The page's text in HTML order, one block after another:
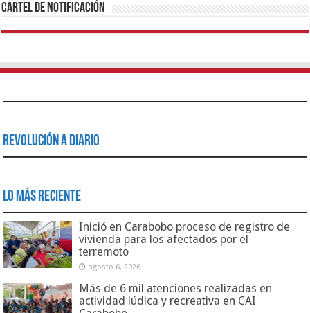
Cartel de Notificación
Revolución a Diario
Lo Más Reciente
Inició en Carabobo proceso de registro de
vivienda para los afectados por el
terremoto
agosto 6, 2026
Más de 6 mil atenciones realizadas en
actividad lúdica y recreativa en CAI